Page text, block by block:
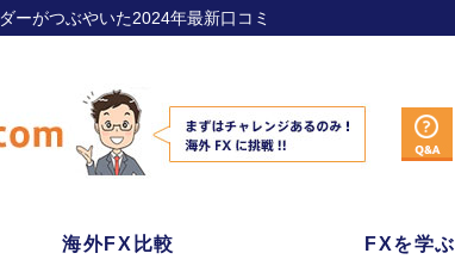
ーがつぶやいた2024年最新口コミ
海外FX比較 FXを学ぶ